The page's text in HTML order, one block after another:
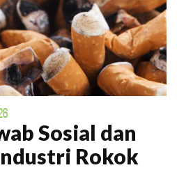
Sosial dan
Rokok